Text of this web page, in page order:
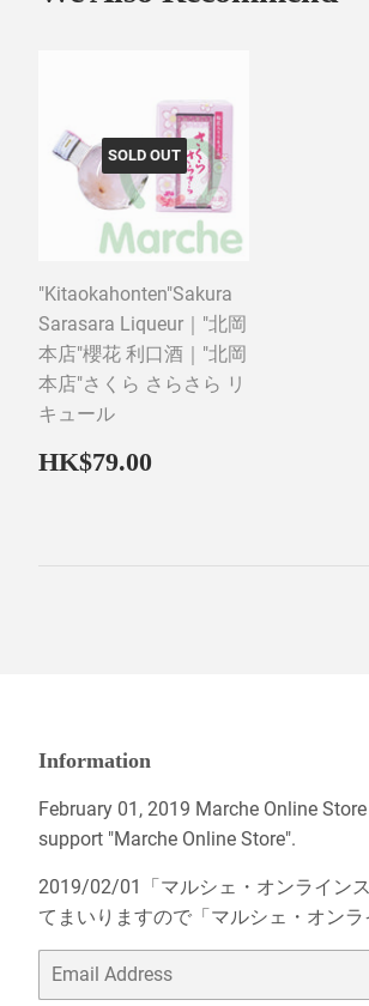
SOLD OUT
"Kitaokahonten"Sakura
Sarasara Liqueur｜"北岡
本店"櫻花 利口酒｜"北岡
本店"さくら さらさら リ
キュール
Regular
price
HK$79.00
Information
February 01, 2019 Marche Online
support "Marche Online Store".
2019/02/01「マルシェ・オンライン
てまいりますので「マルシェ・オン
Email